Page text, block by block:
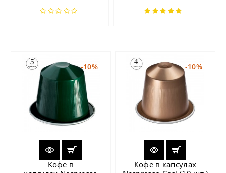
-10%
Кофе в
-10%
Кофе в капсулах